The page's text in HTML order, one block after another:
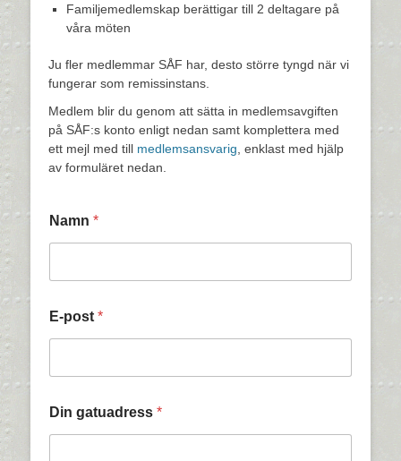
Familjemedlemskap berättigar till 2 deltagare på
våra möten
Ju fler medlemmar SÅF har, desto större tyngd när vi
fungerar som remissinstans.
Medlem blir du genom att sätta in medlemsavgiften
på SÅF:s konto enligt nedan samt komplettera med
ett mejl med till medlemsansvarig , enklast med hjälp
av formuläret nedan.
Namn *
E-post *
Din gatuadress *